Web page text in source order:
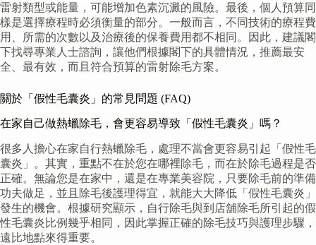
雷射類型或能量，可能增加色素沉澱的風險。最後，個人預算同
樣是選擇療程時必須衡量的部分。一般而言，不同技術的療程費
用、所需的次數以及治療後的保養費用都不相同。因此，建議閣
下找尋專業人士諮詢，讓他們根據閣下的具體情況，推薦最安
全、最有效，而且符合預算的雷射除毛方案。
關於「假性毛囊炎」的常見問題 (FAQ)
在家自己做熱蠟除毛，會更容易導致「假性毛囊炎」嗎？
很多人擔心在家自行熱蠟除毛，處理不當會更容易引起「假性毛
囊炎」。其實，重點不在於您在哪裡除毛，而在於除毛過程是否
正確。無論您是在家中，還是在專業美容院，只要除毛前的準備
功夫做足，並且除毛後護理得宜，就能大大降低「假性毛囊炎」
發生的機會。根據研究顯示，自行除毛與到店舖除毛所引起的假
性毛囊炎比例幾乎相同，因此掌握正確的除毛技巧與護理步驟，
遠比地點來得重要。